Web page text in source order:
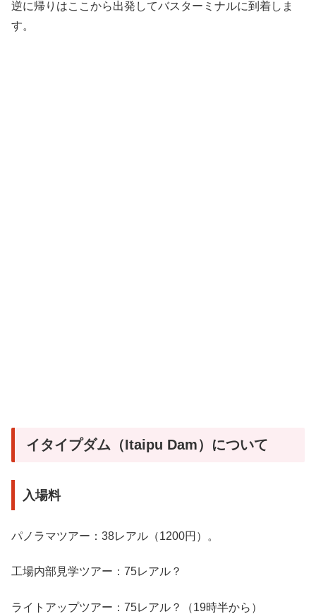
逆に帰りはここから出発してバスターミナルに到着しま
す。
イタイプダム（Itaipu Dam）について
入場料
パノラマツアー：38レアル（1200円）。
工場内部見学ツアー：75レアル？
ライトアップツアー：75レアル？（19時半から）